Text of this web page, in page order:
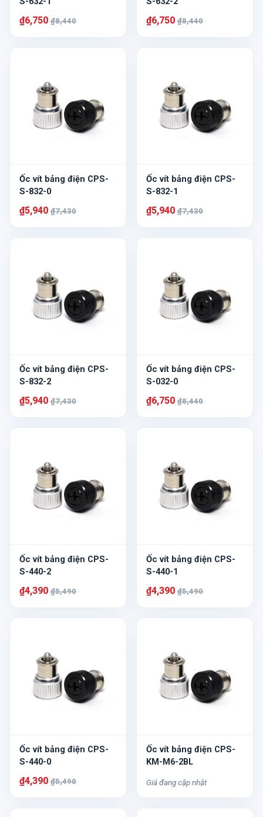
₫6,750 ₫8,440 ₫6,750 ₫8,440
Ốc vít bảng điện CPS-
S-832-0
₫5,940 ₫7,430
Ốc vít bảng điện CPS-
S-832-1
₫5,940 ₫7,430
Ốc vít bảng điện CPS-
S-832-2
₫5,940 ₫7,430
Ốc vít bảng điện CPS-
S-032-0
₫6,750 ₫8,440
Ốc vít bảng điện CPS-
S-440-2
₫4,390 ₫5,490
Ốc vít bảng điện CPS-
S-440-1
₫4,390 ₫5,490
Ốc vít bảng điện CPS-
S-440-0
₫4,390 ₫5,490
Ốc vít bảng điện CPS-
KM-M6-2BL
Giá đang cập nhật